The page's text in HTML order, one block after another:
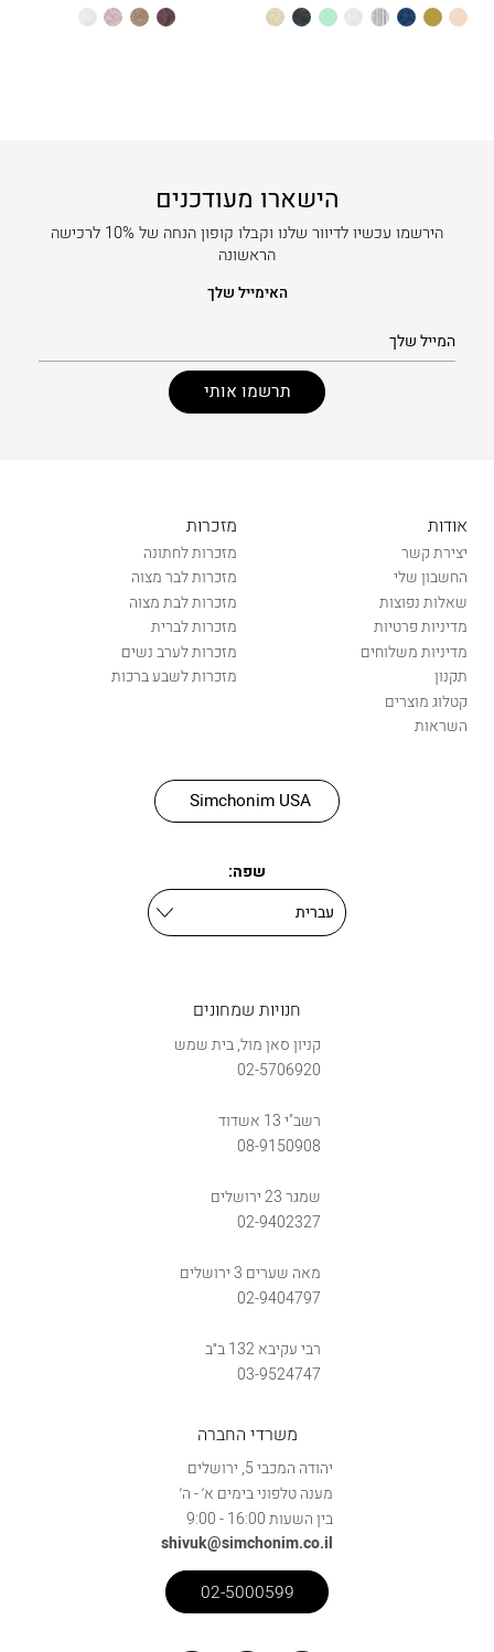
אפרסקזהב כחול כסוף לבן מנטהשחור שמנת
חוםחום כספסף
לבן
הישארו מעודכנים
הירשמו עכשיו לדיוור שלנו וקבלו קופון הנחה של 10% לרכישה
הראשונה
האימייל שלך
אודות
יצירת קשר
החשבון שלי
שאלות נפוצות
מדיניות פרטיות
מדיניות משלוחים
תקנון
קטלוג מוצרים
השראות
מזכרות
מזכרות לחתונה
מזכרות לבר מצוה
מזכרות לבת מצוה
מזכרות לברית
מזכרות לערב נשים
מזכרות לשבע ברכות
Simchonim USA
שפה:
חנויות שמחונים
קניון סאן מול, בית שמש
02-5706920
רשב"י 13 אשדוד
08-9150908
שמגר 23 ירושלים
02-9402327
מאה שערים 3 ירושלים
02-9404797
רבי עקיבא 132 ב״ב
03-9524747
משרדי החברה
יהודה המכבי 5, ירושלים
מענה טלפוני בימים א׳ - ה׳
בין השעות 16:00 - 9:00
shivuk@simchonim.co.il
02-5000599